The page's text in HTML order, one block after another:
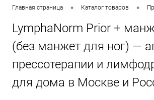
Главная страница • Каталог товаров •
LymphaNorm Prior +
(без манжет для ног) —
прессотерапии и
для дома в Москве и